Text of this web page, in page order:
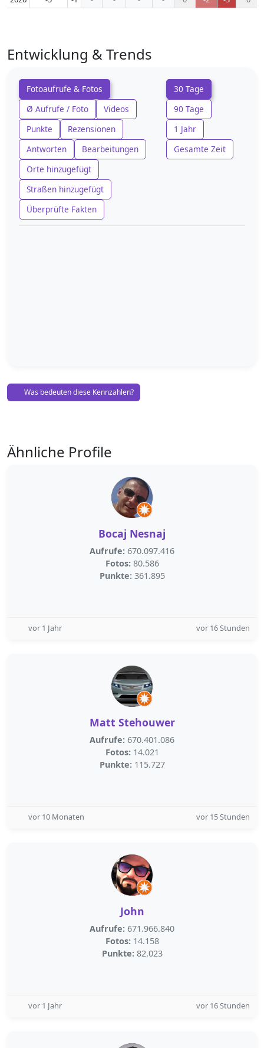
Entwicklung & Trends
Fotoaufrufe & Fotos
Ø Aufrufe / Foto
Videos
Punkte
Rezensionen
Antworten
Bearbeitungen
Orte hinzugefügt
Straßen hinzugefügt
Überprüfte Fakten
30 Tage
90 Tage
1 Jahr
Gesamte Zeit
Was bedeuten diese Kennzahlen?
Ähnliche Profile
Bocaj Nesnaj
Aufrufe: 670.097.416
Fotos: 80.586
Punkte: 361.895
vor 1 Jahr vor 16 Stunden
Matt Stehouwer
Aufrufe: 670.401.086
Fotos: 14.021
Punkte: 115.727
vor 10 Monaten vor 15 Stunden
John
Aufrufe: 671.966.840
Fotos: 14.158
Punkte: 82.023
vor 1 Jahr vor 16 Stunden